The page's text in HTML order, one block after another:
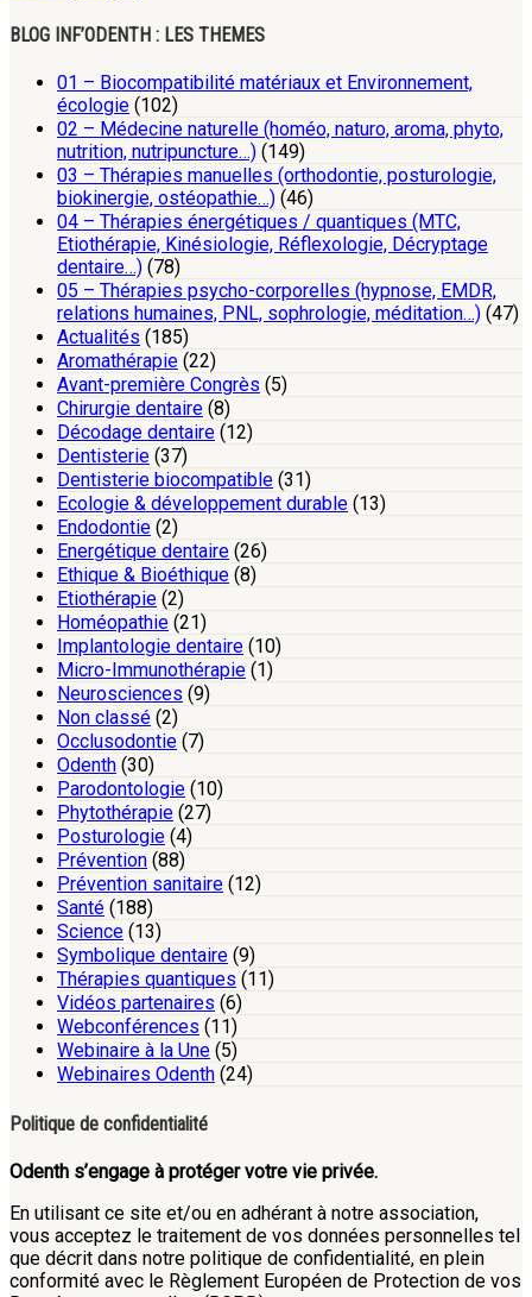
BLOG INF’ODENTH : LES THEMES
01 – Biocompatibilité matériaux et Environnement,
écologie (102)
02 – Médecine naturelle (homéo, naturo, aroma, phyto,
nutrition, nutripuncture…) (149)
03 – Thérapies manuelles (orthodontie, posturologie,
biokinergie, ostéopathie…) (46)
04 – Thérapies énergétiques / quantiques (MTC,
Etiothérapie, Kinésiologie, Réflexologie, Décryptage
dentaire…) (78)
05 – Thérapies psycho-corporelles (hypnose, EMDR,
relations humaines, PNL, sophrologie, méditation…) (47)
Actualités (185)
Aromathérapie (22)
Avant-première Congrès (5)
Chirurgie dentaire (8)
Décodage dentaire (12)
Dentisterie (37)
Dentisterie biocompatible (31)
Ecologie & développement durable (13)
Endodontie (2)
Energétique dentaire (26)
Ethique & Bioéthique (8)
Etiothérapie (2)
Homéopathie (21)
Implantologie dentaire (10)
Micro-Immunothérapie (1)
Neurosciences (9)
Non classé (2)
Occlusodontie (7)
Odenth (30)
Parodontologie (10)
Phytothérapie (27)
Posturologie (4)
Prévention (88)
Prévention sanitaire (12)
Santé (188)
Science (13)
Symbolique dentaire (9)
Thérapies quantiques (11)
Vidéos partenaires (6)
Webconférences (11)
Webinaire à la Une (5)
Webinaires Odenth (24)
Politique de confidentialité
Odenth s’engage à protéger votre vie privée.
En utilisant ce site et/ou en adhérant à notre association,
vous acceptez le traitement de vos données personnelles tel
que décrit dans notre politique de confidentialité, en plein
conformité avec le Règlement Européen de Protection de vos